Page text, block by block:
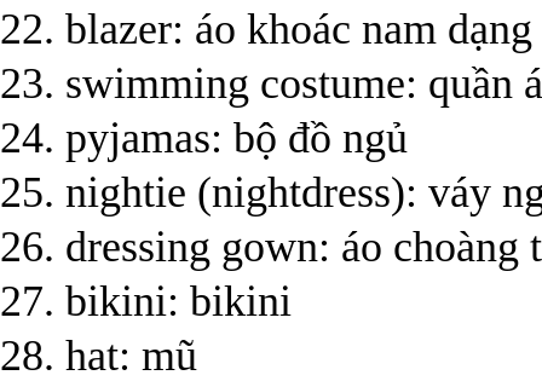
22. blazer: áo khoác nam
23. swimming costume: quần
24. pyjamas: bộ đồ ngủ
25. nightie (nightdress): váy
26. dressing gown: áo choàng
27. bikini: bikini
28. hat: mũ